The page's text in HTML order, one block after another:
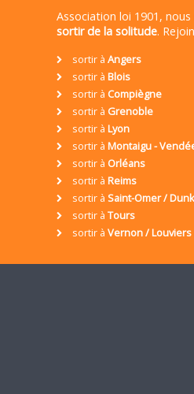
Association loi 1901,
sortir de la solitude.
sortir à Angers
sortir à Blois
sortir à Compiègne
sortir à Grenoble
sortir à Lyon
sortir à Montaigu -
sortir à Orléans
sortir à Reims
sortir à Saint-Omer /
sortir à Tours
sortir à Vernon / Louviers